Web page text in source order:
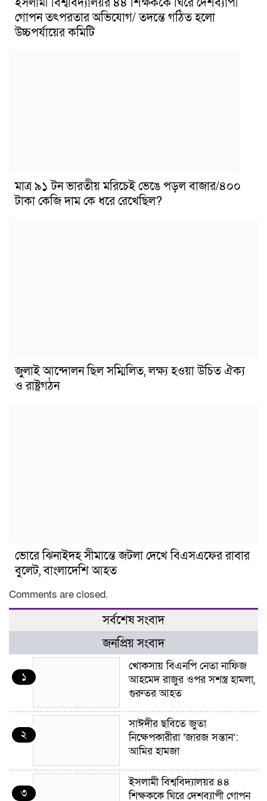
গোপন তৎপরতার অভিযোগ/ তদন্তে গঠিত হলো
উচ্চপর্যায়ের কমিটি
মাত্র ৯১ টন ভারতীয় মরিচেই ভেঙে পড়ল বাজার/৪০০
টাকা কেজি দাম কে ধরে রেখেছিল?
জুলাই আন্দোলন ছিল সম্মিলিত, লক্ষ্য হওয়া উচিত ঐক্য
ও রাষ্ট্রগঠন
ভোরে ঝিনাইদহ সীমান্তে জটলা দেখে বিএসএফের রাবার
বুলেট, বাংলাদেশি আহত
Comments are closed.
সর্বশেষ সংবাদ
জনপ্রিয় সংবাদ
১
খোকসায় বিএনপি নেতা নাফিজ
আহমেদ রাজুর ওপর সশস্ত্র হামলা,
গুরুতর আহত
২
সাঈদীর ছবিতে জুতা
নিক্ষেপকারীরা ‘জারজ সন্তান’:
আমির হামজা
৩
ইসলামী বিশ্ববিদ্যালয়র ৪৪
শিক্ষককে ঘিরে দেশব্যাপী গোপন